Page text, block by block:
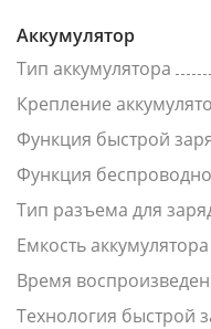
Аккумулятор
Тип аккумулятора
Крепление
Функция быстрой
Функция
Тип разъема для
Емкость
Время
Технология быстрой